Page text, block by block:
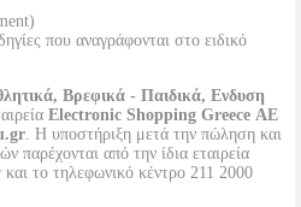
που αναγράφονται στο ειδικό
Βρεφικά - Παιδικά, Ενδυση
Electronic Shopping Greece ΑΕ
. Η υποστήριξη μετά την πώληση και
παρέχονται από την ίδια εταιρεία
το τηλεφωνικό κέντρο 211 2000